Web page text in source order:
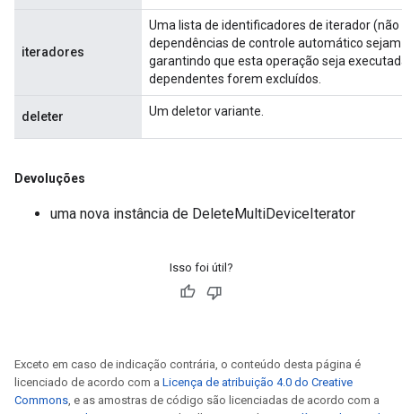
iteradores
Uma lista de identificadores de iterador
dependências de controle automático
garantindo que esta operação seja
dependentes forem excluídos.
deleter Um deletor variante.
Devoluções
uma nova instância de DeleteMultiDeviceIterator
Isso foi útil?
Exceto em caso de indicação contrária, o conteúdo desta página é
licenciado de acordo com a Licença de atribuição 4.0 do Creative
Commons, e as amostras de código são licenciadas de acordo com a